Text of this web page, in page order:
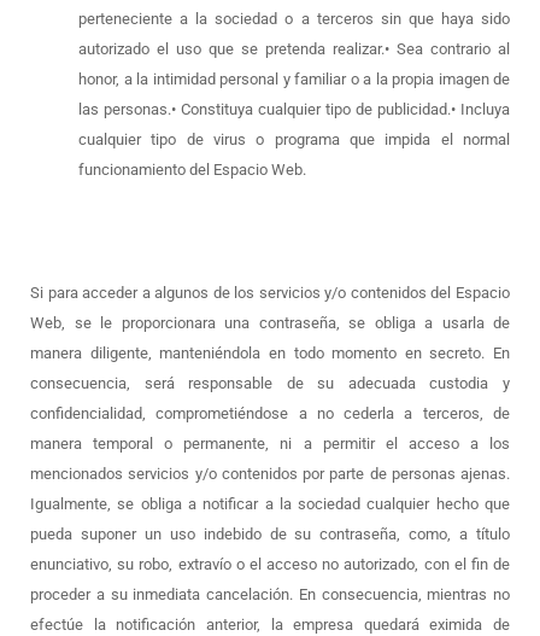
perteneciente a la sociedad o a terceros sin que haya sido
autorizado el uso que se pretenda realizar.• Sea contrario al
honor, a la intimidad personal y familiar o a la propia imagen de
las personas.• Constituya cualquier tipo de publicidad.• Incluya
cualquier tipo de virus o programa que impida el normal
funcionamiento del Espacio Web.
Si para acceder a algunos de los servicios y/o contenidos del Espacio
Web, se le proporcionara una contraseña, se obliga a usarla de
manera diligente, manteniéndola en todo momento en secreto. En
consecuencia, será responsable de su adecuada custodia y
confidencialidad, comprometiéndose a no cederla a terceros, de
manera temporal o permanente, ni a permitir el acceso a los
mencionados servicios y/o contenidos por parte de personas ajenas.
Igualmente, se obliga a notificar a la sociedad cualquier hecho que
pueda suponer un uso indebido de su contraseña, como, a título
enunciativo, su robo, extravío o el acceso no autorizado, con el fin de
proceder a su inmediata cancelación. En consecuencia, mientras no
efectúe la notificación anterior, la empresa quedará eximida de